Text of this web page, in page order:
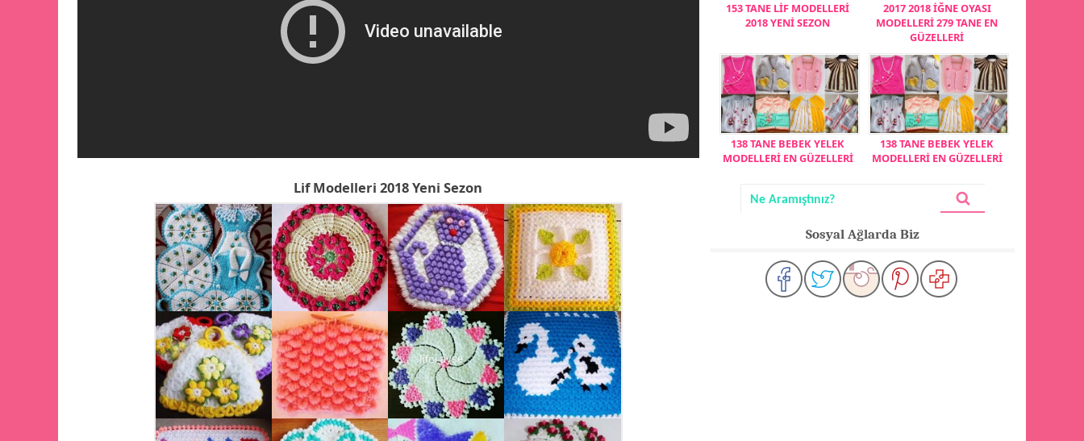
Lif Modelleri 2018 Yeni Sezon
153 TANE LİF MODELLERİ
2018 YENİ SEZON
2017 2018 İĞNE OYASI
MODELLERİ 279 TANE EN
GÜZELLERİ
138 TANE BEBEK YELEK
MODELLERİ EN GÜZELLERİ
138 TANE BEBEK YELEK
MODELLERİ EN GÜZELLERİ
Sosyal Ağlarda Biz